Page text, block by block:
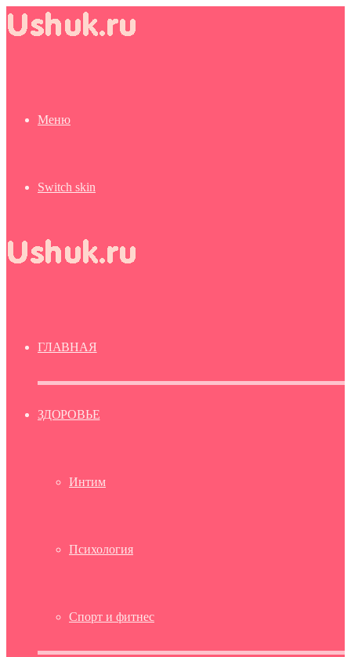
Меню
Switch skin
ГЛАВНАЯ
ЗДОРОВЬЕ
Интим
Психология
Спорт и фитнес